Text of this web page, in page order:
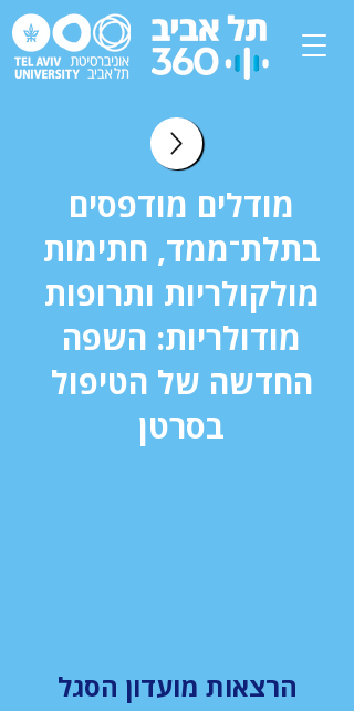
מודלים מודפסים
בתלת־ממד, חתימות
מולקולריות ותרופות
מודולריות: השפה
החדשה של הטיפול
בסרטן
הרצאות מועדון הסגל